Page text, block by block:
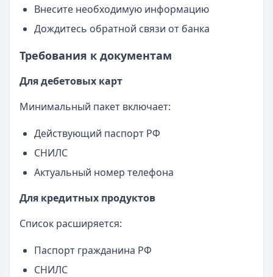
Внесите необходимую информацию
Дождитесь обратной связи от банка
Требования к документам
Для дебетовых карт
Минимальный пакет включает:
Действующий паспорт РФ
СНИЛС
Актуальный номер телефона
Для кредитных продуктов
Список расширяется:
Паспорт гражданина РФ
СНИЛС